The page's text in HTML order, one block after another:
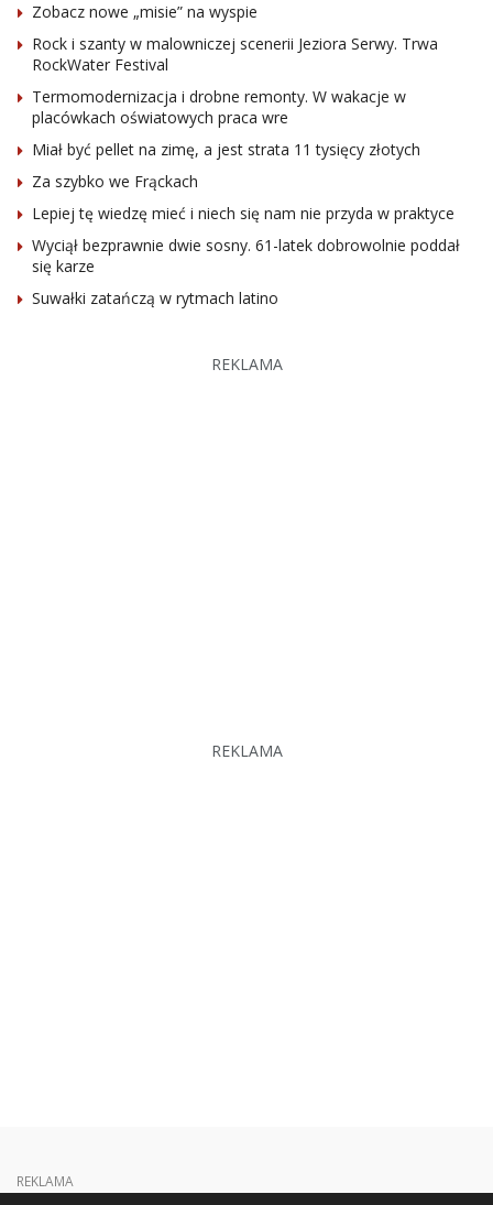
Zobacz nowe „misie” na wyspie
Rock i szanty w malowniczej scenerii Jeziora Serwy. Trwa
RockWater Festival
Termomodernizacja i drobne remonty. W wakacje w
placówkach oświatowych praca wre
Miał być pellet na zimę, a jest strata 11 tysięcy złotych
Za szybko we Frąckach
Lepiej tę wiedzę mieć i niech się nam nie przyda w praktyce
Wyciął bezprawnie dwie sosny. 61-latek dobrowolnie poddał
się karze
Suwałki zatańczą w rytmach latino
REKLAMA
REKLAMA
REKLAMA